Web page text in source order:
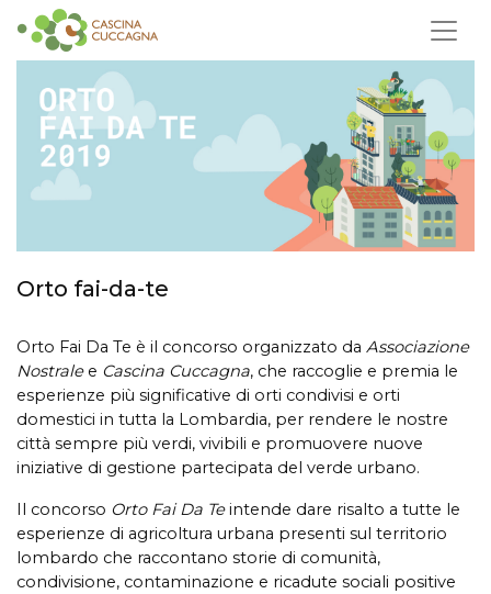
Orto fai-da-te
Orto Fai Da Te è il concorso ​organizzato da ​ Associazione
Nostrale e ​ Cascina Cuccagna, che raccoglie e ​premia le
esperienze più significative di orti condivisi e orti
domestici ​in tutta la Lombardia​, per rendere le nostre
città sempre più verdi, vivibili e promuovere nuove
iniziative di gestione partecipata del verde urbano.
Il concorso Orto Fai Da Teintende dare risalto a tutte le
esperienze di agricoltura urbana presenti sul territorio
lombardo che raccontano storie di comunità,
condivisione, contaminazione e ricadute sociali positive